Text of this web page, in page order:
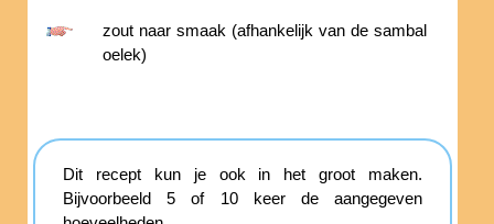
zout naar smaak (afhankelijk van de sambal
oelek)
Dit recept kun je ook in het groot maken.
Bijvoorbeeld 5 of 10 keer de aangegeven